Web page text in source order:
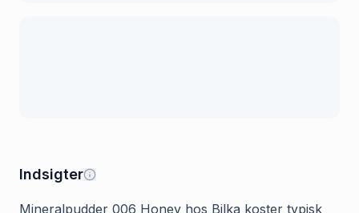
Indsigter
Mineralpudder 006 Honey hos Bilka koster typisk